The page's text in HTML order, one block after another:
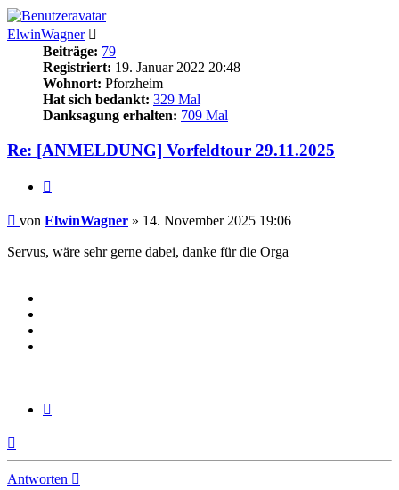
ElwinWagner
Beiträge: 79
Registriert: 19. Januar 2022 20:48
Wohnort: Pforzheim
Hat sich bedankt: 329 Mal
Danksagung erhalten: 709 Mal
Re: [ANMELDUNG] Vorfeldtour 29.11.2025
Beitrag
von ElwinWagner » 14. November 2025 19:06
Servus, wäre sehr gerne dabei, danke für die Orga
Antworten